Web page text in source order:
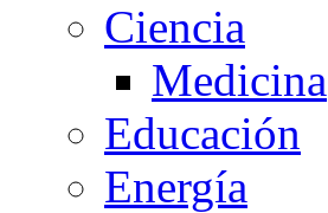
Ciencia
Medicina
Educación
Energía